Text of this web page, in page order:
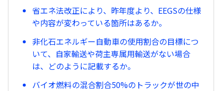
省エネ法改正により、昨年度より、EEGSの仕様
や内容が変わっている箇所はあるか。
非化石エネルギー自動車の使用割合の目標につ
いて、自家輸送や荷主専属用輸送がない場合
は、どのように記載するか。
バイオ燃料の混合割合50%のトラックが世の中